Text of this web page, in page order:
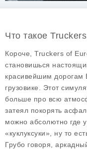
Что такое
Короче, Truckers of
становишься
красивейшим
грузовике. Этот
больше про всю
затеял покорять
можно абсолютно где
«куклуксуки», ну то
Грубо говоря,